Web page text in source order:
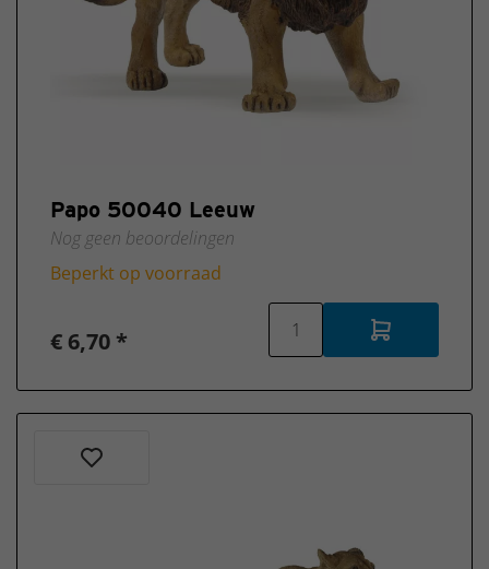
Papo 50040 Leeuw
Nog geen beoordelingen
Beperkt op voorraad
€ 6,70 *